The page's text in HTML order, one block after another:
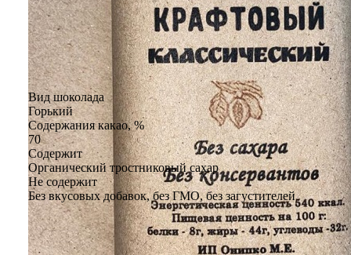
Вид шоколада
Горький
Содержания какао, %
70
Содержит
Органический тростниковый сахар
Не содержит
Без вкусовых добавок, без ГМО, без загустителей